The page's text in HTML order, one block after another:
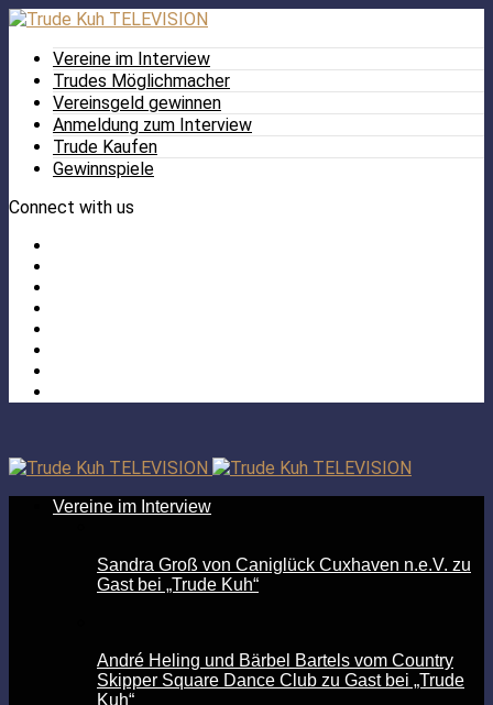
Vereine im Interview
Trudes Möglichmacher
Vereinsgeld gewinnen
Anmeldung zum Interview
Trude Kaufen
Gewinnspiele
Connect with us
Vereine im Interview
Sandra Groß von Caniglück Cuxhaven n.e.V. zu
Gast bei „Trude Kuh“
André Heling und Bärbel Bartels vom Country
Skipper Square Dance Club zu Gast bei „Trude
Kuh“